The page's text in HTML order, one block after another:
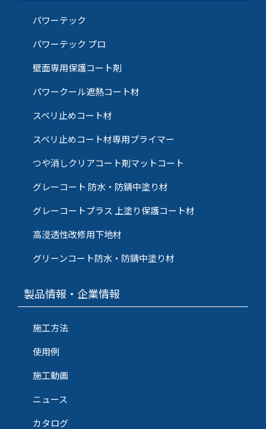
パワーテック
パワーテック プロ
壁面専用保護コート剤
パワークール遮熱コート材
スベリ止めコート材
スベリ止めコート材専用プライマー
つや消しクリアコート剤マットコート
グレーコート 防水・防錆中塗り材
グレーコートプラス 上塗り保護コート材
高浸透性改修用下地材
グリーンコート防水・防錆中塗り材
製品情報・企業情報
施工方法
使用例
施工動画
ニュース
カタログ